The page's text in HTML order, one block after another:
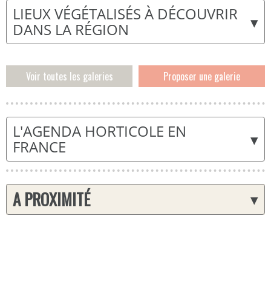
▾
LIEUX VÉGÉTALISÉS À DÉCOUVRIR
DANS LA RÉGION
Voir toutes les galeries Proposer une galerie
▾
L'AGENDA HORTICOLE EN
FRANCE
▾
A PROXIMITÉ